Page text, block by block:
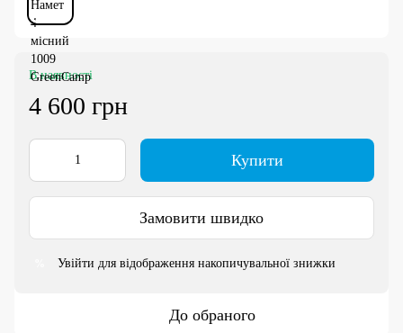
В наявності
4 600 грн
Купити
Замовити швидко
Увійти для відображення накопичувальної знижки
До обраного